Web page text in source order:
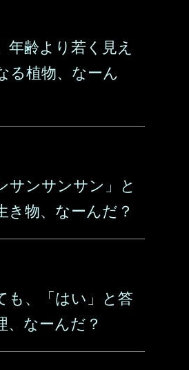
年齢より若く見え
る植物、なーん
サンサンサン」と
き物、なーんだ？
も、「はい」と答
、なーんだ？